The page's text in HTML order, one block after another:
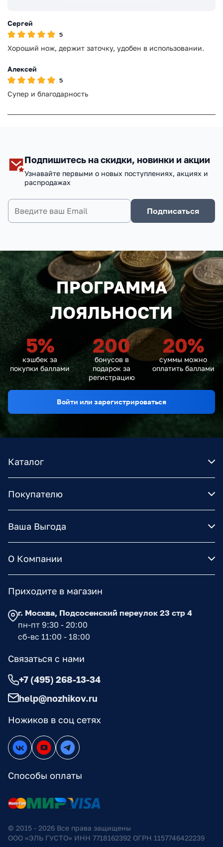
Сергей
5
Хороший нож, держит заточку, удобен в использовании.
Алексей
5
Супер и благодарность
Подпишитесь на скидки, новинки и акции
Узнавайте первыми о новых поступлениях, акциях и
распродажах
Подписаться
ПРОГРАММА
ЛОЯЛЬНОСТИ
5%
кэшбек за
покупки баллами
200
бонусов в
подарок за
регистрацию
20%
суммы можно
оплатить баллами
Войти или зарегистрироваться
Каталог
Покупателю
Ваша Выгода
О Компании
Ножиков в соц сетях
Способы оплаты
Приходите в магазин
г. Москва, Подсосенский переулок 23 стр 4
пн-пт 9:30 - 20:00
сб-вс 11:00 - 18:00
Связаться с нами
+7 (495) 268-13-34
help@nozhikov.ru
© 2015 - 2026 Все права защищены
ООО «ЭЛЬ ГУСТО» ИНН 7718162392 ОГРН 1157746422239